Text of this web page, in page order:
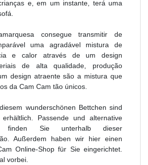
e, em um instante, terá uma
consegue transmitir de
uma agradável mistura de
e calor através de um design
de alta qualidade, produção
design atraente são a mistura que
da Cam Cam tão únicos.
wunderschönen Bettchen sind
Passende und alternative
finden Sie unterhalb dieser
Außerdem haben wir hier einen
Online-Shop für Sie eingerichtet.
vorbei.